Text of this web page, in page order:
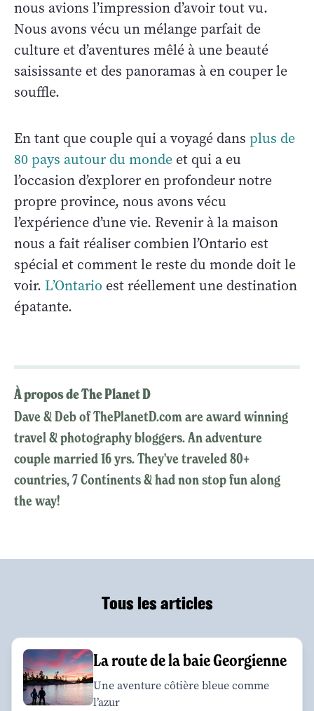
nous avions l’impression d’avoir tout vu.
Nous avons vécu un mélange parfait de
culture et d’aventures mêlé à une beauté
saisissante et des panoramas à en couper le
souffle.
En tant que couple qui a voyagé dans plus de
80 pays autour du monde et qui a eu
l’occasion d’explorer en profondeur notre
propre province, nous avons vécu
l’expérience d’une vie. Revenir à la maison
nous a fait réaliser combien l’Ontario est
spécial et comment le reste du monde doit le
voir. L’Ontario est réellement une destination
épatante.
À propos de The Planet D
Dave & Deb of ThePlanetD.com are award winning
travel & photography bloggers. An adventure
couple married 16 yrs. They've traveled 80+
countries, 7 Continents & had non stop fun along
the way!
Tous les articles
La route de la baie Georgienne
Une aventure côtière bleue comme
l’azur